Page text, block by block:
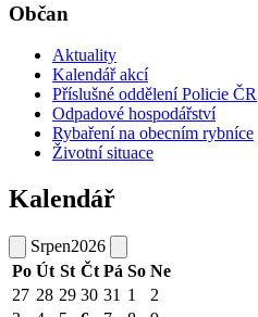
Občan
Aktuality
Kalendář akcí
Příslušné oddělení Policie ČR
Odpadové hospodářství
Rybaření na obecním rybníce
Životní situace
Kalendář
Srpen2026
Po Út St Čt Pá So Ne
27 28 29 30 31 1
2